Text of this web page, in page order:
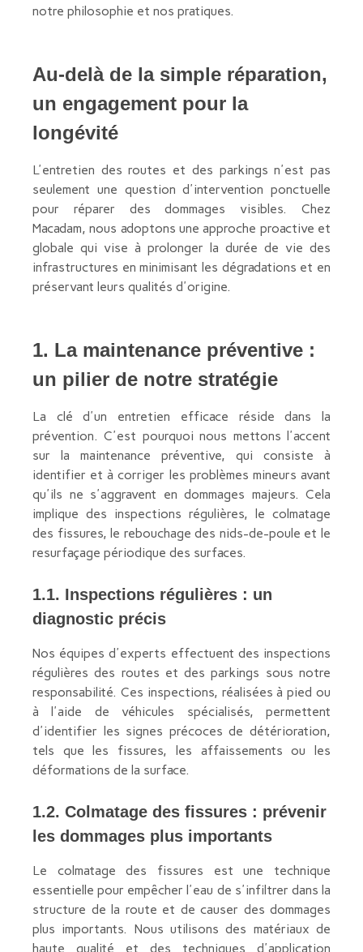
notre philosophie et nos pratiques.
Au-delà de la simple réparation,
un engagement pour la
longévité
L'entretien des routes et des parkings n'est pas
seulement une question d'intervention ponctuelle
pour réparer des dommages visibles. Chez
Macadam, nous adoptons une approche proactive et
globale qui vise à prolonger la durée de vie des
infrastructures en minimisant les dégradations et en
préservant leurs qualités d'origine.
1. La maintenance préventive :
un pilier de notre stratégie
La clé d'un entretien efficace réside dans la
prévention. C'est pourquoi nous mettons l'accent
sur la maintenance préventive, qui consiste à
identifier et à corriger les problèmes mineurs avant
qu'ils ne s'aggravent en dommages majeurs. Cela
implique des inspections régulières, le colmatage
des fissures, le rebouchage des nids-de-poule et le
resurfaçage périodique des surfaces.
1.1. Inspections régulières : un
diagnostic précis
Nos équipes d'experts effectuent des inspections
régulières des routes et des parkings sous notre
responsabilité. Ces inspections, réalisées à pied ou
à l'aide de véhicules spécialisés, permettent
d'identifier les signes précoces de détérioration,
tels que les fissures, les affaissements ou les
déformations de la surface.
1.2. Colmatage des fissures : prévenir
les dommages plus importants
Le colmatage des fissures est une technique
essentielle pour empêcher l'eau de s'infiltrer dans la
structure de la route et de causer des dommages
plus importants. Nous utilisons des matériaux de
haute qualité et des techniques d'application